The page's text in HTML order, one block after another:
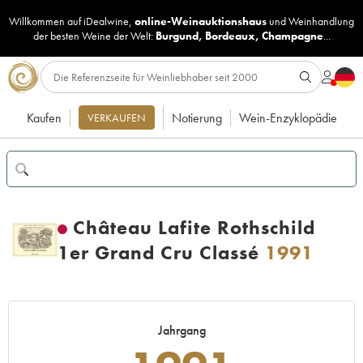
Willkommen auf iDealwine, online-Weinauktionshaus undWeinhandlung
der besten Weine der Welt: Burgund, Bordeaux, Champagne...
Kaufen VERKAUFEN Notierung Wein-Enzyklopädie
Château Lafite Rothschild
1er Grand Cru Classé 1991
Jahrgang